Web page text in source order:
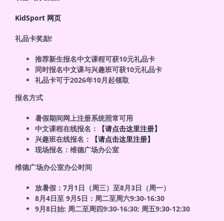
KidSport 网页
礼品卡奖励!
推荐新生报名中文课程可获10元礼品卡
同时报名中文课与兴趣班可获10元礼品卡
礼品卡可于2026年10月起领取
报名方式
暑假期间网上注册系统照常可用
中文课程在线报名：
【请点击这里注册】
兴趣班在线报名：
【请点击这里注册】
现场报名：维德广场办公室
维德广场办公室办公时间
放暑假：7月1日（周三）至8月3日（周一）
8月4日至 9月5日：周二至周六9:30-16:30
9月8日始: 周二至周四9:30-16:30; 周五9:30-12:30